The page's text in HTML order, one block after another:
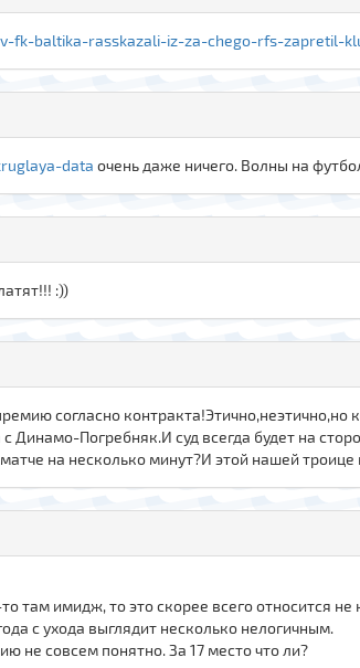
fk-baltika-rasskazali-iz-za-chego-rfs-zapretil-
data очень даже ничего. Волны на
:))
согласно контракта!Этично,неэтично,но
Динамо-Погребняк.И суд всегда будет на
на несколько минут?И этой нашей троице
там имидж, то это скорее всего относится
с ухода выглядит несколько нелогичным.
не совсем понятно. За 17 место что ли?